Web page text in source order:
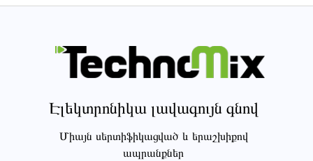
Էլեկտրոնիկա լավագույն գնով
Միայն սերտիֆիկացված և երաշխիքով
ապրանքներ